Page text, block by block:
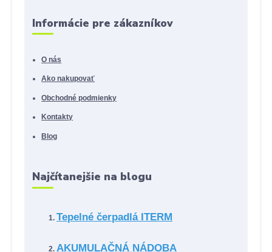
Informácie pre zákazníkov
O nás
Ako nakupovať
Obchodné podmienky
Kontakty
Blog
Najčítanejšie na blogu
Tepelné čerpadlá ITERM
AKUMULAČNÁ NÁDOBA